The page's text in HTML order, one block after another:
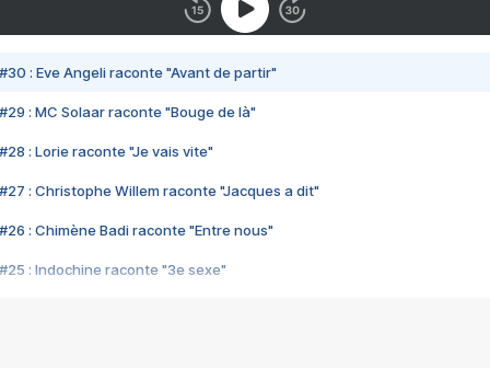
#30 : Eve Angeli raconte "Avant de partir"
#29 : MC Solaar raconte "Bouge de là"
#28 : Lorie raconte "Je vais vite"
#27 : Christophe Willem raconte "Jacques a dit"
#26 : Chimène Badi raconte "Entre nous"
#25 : Indochine raconte "3e sexe"